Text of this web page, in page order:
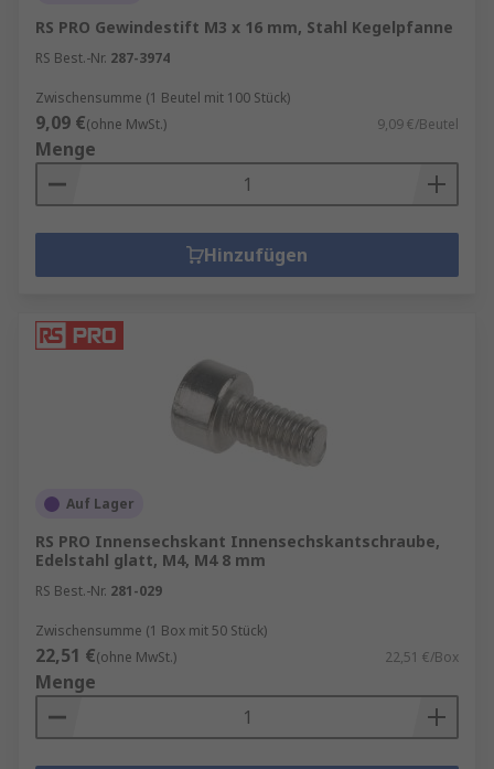
RS PRO Gewindestift M3 x 16 mm, Stahl Kegelpfanne
RS Best.-Nr. 287-3974
Zwischensumme (1 Beutel mit 100 Stück)
9,09 €(ohne MwSt.) 9,09 €/Beutel
Menge
Hinzufügen
Auf Lager
RS PRO Innensechskant Innensechskantschraube,
Edelstahl glatt, M4, M4 8 mm
RS Best.-Nr. 281-029
Zwischensumme (1 Box mit 50 Stück)
22,51 €(ohne MwSt.) 22,51 €/Box
Menge